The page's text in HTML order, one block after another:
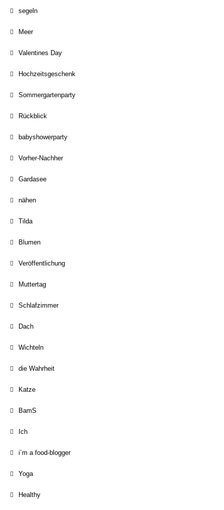
segeln
Meer
Valentines Day
Hochzeitsgeschenk
Sommergartenparty
Rückblick
babyshowerparty
Vorher-Nachher
Gardasee
nähen
Tilda
Blumen
Veröffentlichung
Muttertag
Schlafzimmer
Dach
Wichteln
die Wahrheit
Katze
BamS
Ich
i´m a food-blogger
Yoga
Healthy